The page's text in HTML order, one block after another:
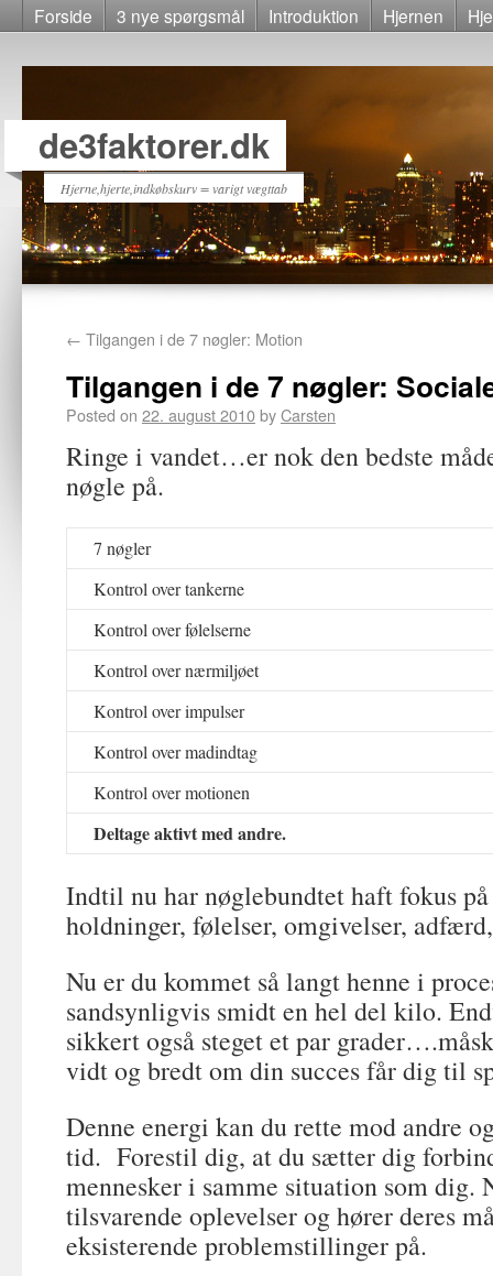
Forside 3 nye spørgsmål Introduktion Hjernen
de3faktorer.dk
Hjerne,hjerte,indkøbskurv = varigt vægttab
← Tilgangen i de 7 nøgler: Motion
Tilgangen i de 7 nøgler:
Posted on 22. august 2010byCarsten
Ringe i vandet…er nok den bedste
nøgle på.
7 nøgler
Kontrol over tankerne
Kontrol over følelserne
Kontrol over nærmiljøet
Kontrol over impulser
Kontrol over madindtag
Kontrol over motionen
Deltage aktivt med andre.
Indtil nu har nøglebundtet haft fokus
holdninger, følelser, omgivelser,
Nu er du kommet så langt henne i
sandsynligvis smidt en hel del kilo.
sikkert også steget et par
vidt og bredt om din succes får dig til
Denne energi kan du rette mod andre
tid. Forestil dig, at du sætter dig
mennesker i samme situation som dig.
tilsvarende oplevelser og hører deres
eksisterende problemstillinger på.